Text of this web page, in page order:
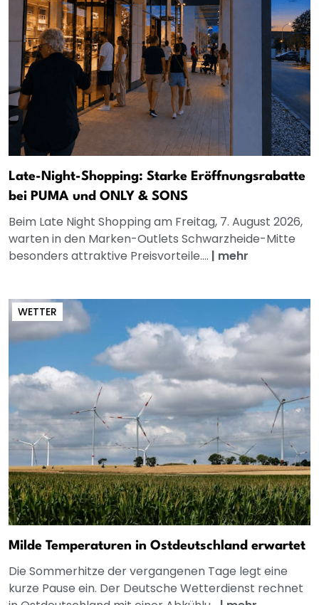
Late-Night-Shopping: Starke Eröffnungsrabatte
bei PUMA und ONLY & SONS
Beim Late Night Shopping am Freitag, 7. August 2026,
warten in den Marken-Outlets Schwarzheide-Mitte
besonders attraktive Preisvorteile.... | mehr
WETTER
Milde Temperaturen in Ostdeutschland erwartet
Die Sommerhitze der vergangenen Tage legt eine
kurze Pause ein. Der Deutsche Wetterdienst rechnet